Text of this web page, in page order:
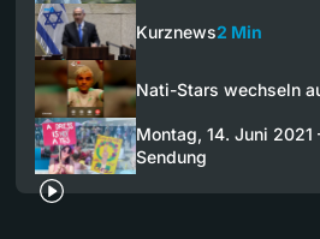
Kurznews2 Min
Nati-Stars wechseln
Montag, 14. Juni
Sendung